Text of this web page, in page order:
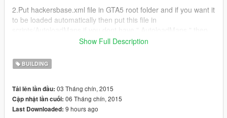
2.Put hackersbase.xml file in GTA5 root folder and if you want it
to be loaded automatically then put this file in
you can make one new folder and name it as " AutoloadMaps"
3. To load it open map editor then go to Load and then select
whp are using AutoloadMaps.
You can find the location in the screenshots and soon I will add
Show Full Description
BUILDING
Tải lên lần đầu: 03 Tháng chín, 2015
Cập nhật lần cuối: 06 Tháng chín, 2015
Last Downloaded: 9 hours ago